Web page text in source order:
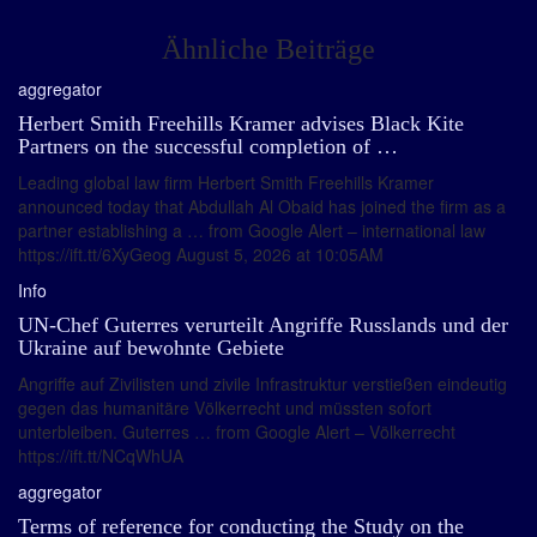
Ähnliche Beiträge
aggregator
Herbert Smith Freehills Kramer advises Black Kite
Partners on the successful completion of …
Leading global law firm Herbert Smith Freehills Kramer
announced today that Abdullah Al Obaid has joined the firm as a
partner establishing a … from Google Alert – international law
https://ift.tt/6XyGeog August 5, 2026 at 10:05AM
Info
UN-Chef Guterres verurteilt Angriffe Russlands und der
Ukraine auf bewohnte Gebiete
Angriffe auf Zivilisten und zivile Infrastruktur verstießen eindeutig
gegen das humanitäre Völkerrecht und müssten sofort
unterbleiben. Guterres … from Google Alert – Völkerrecht
https://ift.tt/NCqWhUA
aggregator
Terms of reference for conducting the Study on the